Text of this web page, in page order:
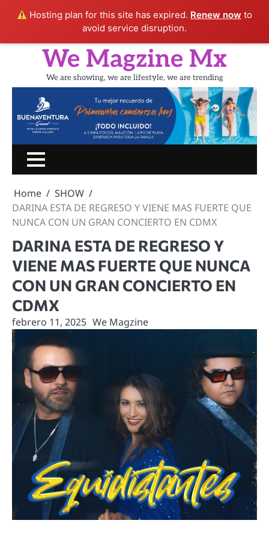
Hosting plan for this site has expired. Renew now to
avoid service disruption.
We Magzine Mx
We are showing, we are lifestyle, we are trending
RATITO
Home
SHOW
DARINA ESTA DE REGRESO Y VIENE MAS FUERTE QUE
NUNCA CON UN GRAN CONCIERTO EN CDMX
DARINA ESTA DE REGRESO Y
VIENE MAS FUERTE QUE NUNCA
CON UN GRAN CONCIERTO EN
CDMX
febrero 11, 2025 We Magzine